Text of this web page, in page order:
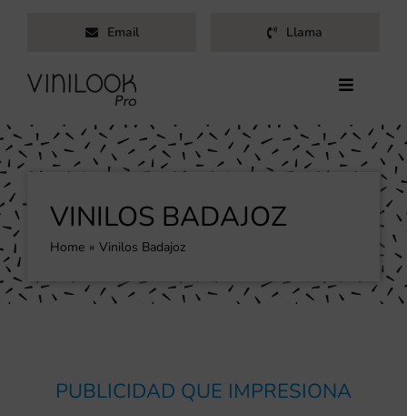
contenido
Email Llama
Toggle
Inicio
Servicios
Productos
Trabajos
Blog
VINILOS BADAJOZ
Home Vinilos Badajoz
PUBLICIDAD QUE IMPRESIONA